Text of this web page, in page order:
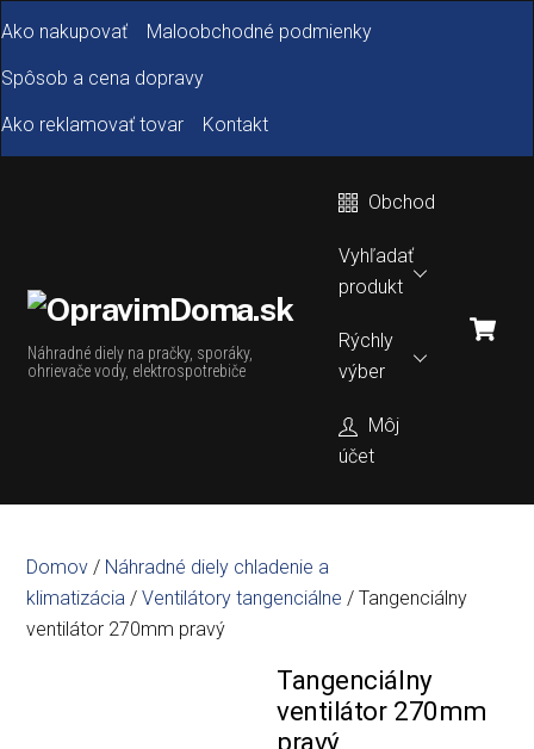
to
content
Ako nakupovať Maloobchodné podmienky
Spôsob a cena dopravy
Ako reklamovať tovar Kontakt
Náhradné diely na pračky, sporáky,
ohrievače vody, elektrospotrebiče
Obchod
Vyhľadať
produkt
Rýchly
výber
Môj
účet
Domov / Náhradné diely chladenie a
klimatizácia /Ventilátory tangenciálne / Tangenciálny
ventilátor 270mm pravý
Tangenciálny
ventilátor 270mm
pravý